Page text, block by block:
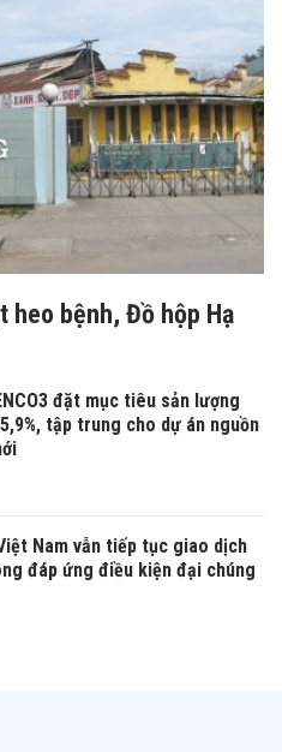
heo bệnh, Đồ hộp Hạ
đặt mục tiêu sản lượng
tập trung cho dự án nguồn
Nam vẫn tiếp tục giao dịch
đáp ứng điều kiện đại chúng